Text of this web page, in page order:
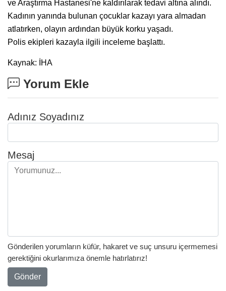
ve Araştırma Hastanesi'ne kaldırılarak tedavi altına alındı.
Kadının yanında bulunan çocuklar kazayı yara almadan
atlatırken, olayın ardından büyük korku yaşadı.
Polis ekipleri kazayla ilgili inceleme başlattı.
Kaynak: İHA
Yorum Ekle
Adınız Soyadınız
Mesaj
Gönderilen yorumların küfür, hakaret ve suç unsuru içermemesi
gerektiğini okurlarımıza önemle hatırlatırız!
Gönder